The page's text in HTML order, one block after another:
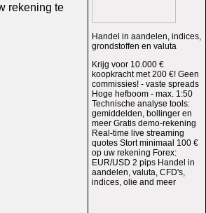
rekening te
Handel in aandelen, indices,
grondstoffen en valuta
Krijg voor 10.000 €
koopkracht met 200 €! Geen
commissies! - vaste spreads
Hoge hefboom - max. 1:50
Technische analyse tools:
gemiddelden, bollinger en
meer Gratis demo-rekening
Real-time live streaming
quotes Stort minimaal 100 €
op uw rekening Forex:
EUR/USD 2 pips Handel in
aandelen, valuta, CFD's,
indices, olie and meer